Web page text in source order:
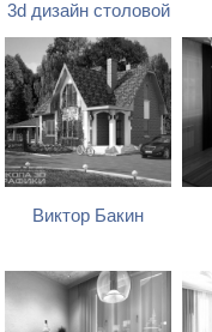
3d дизайн столовой
Виктор Бакин